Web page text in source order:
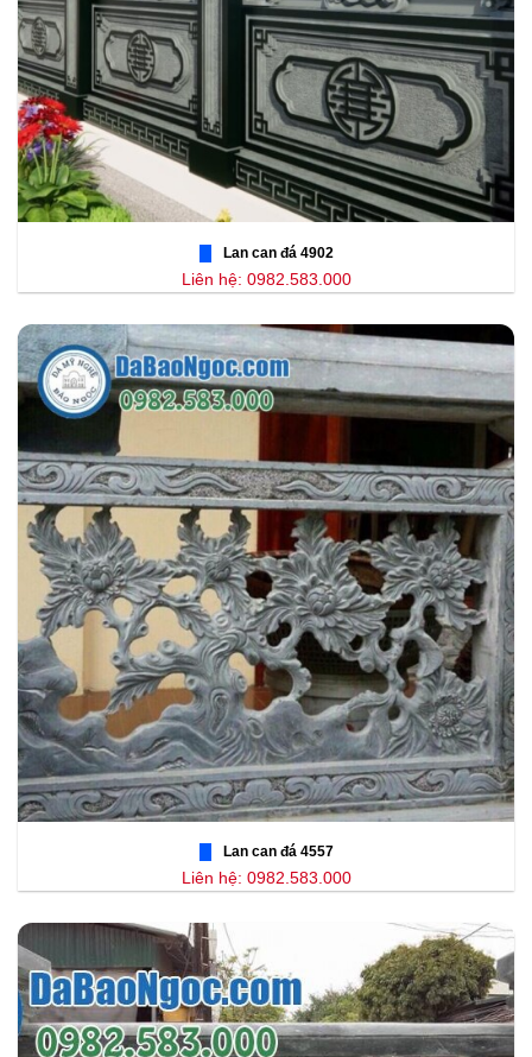
Lan can đá 4902
Liên hệ: 0982.583.000
Lan can đá 4557
Liên hệ: 0982.583.000